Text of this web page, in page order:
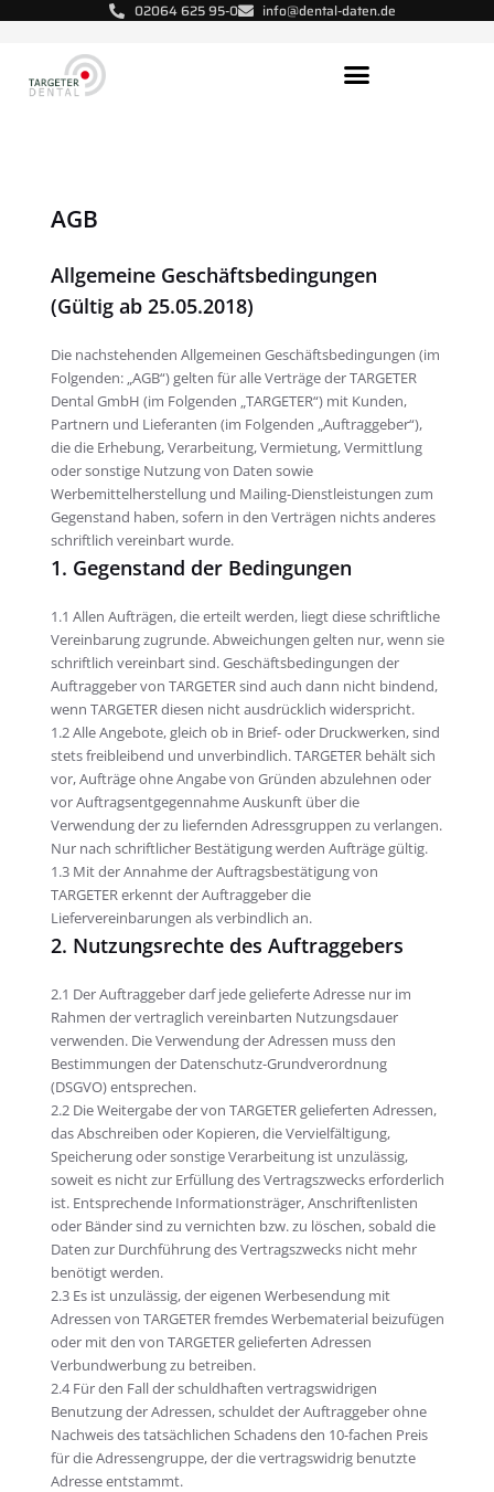
02064 625 95-0 info@dental-daten.de
AGB
Allgemeine Geschäftsbedingungen
(Gültig ab 25.05.2018)
Die nachstehenden Allgemeinen Geschäftsbedingungen (im
Folgenden: „AGB“) gelten für alle Verträge der TARGETER
Dental GmbH (im Folgenden „TARGETER“) mit Kunden,
Partnern und Lieferanten (im Folgenden „Auftraggeber“),
die die Erhebung, Verarbeitung, Vermietung, Vermittlung
oder sonstige Nutzung von Daten sowie
Werbemittelherstellung und Mailing-Dienstleistungen zum
Gegenstand haben, sofern in den Verträgen nichts anderes
schriftlich vereinbart wurde.
1. Gegenstand der Bedingungen
1.1 Allen Aufträgen, die erteilt werden, liegt diese schriftliche
Vereinbarung zugrunde. Abweichungen gelten nur, wenn sie
schriftlich vereinbart sind. Geschäftsbedingungen der
Auftraggeber von TARGETER sind auch dann nicht bindend,
wenn TARGETER diesen nicht ausdrücklich widerspricht.
1.2 Alle Angebote, gleich ob in Brief- oder Druckwerken, sind
stets freibleibend und unverbindlich. TARGETER behält sich
vor, Aufträge ohne Angabe von Gründen abzulehnen oder
vor Auftragsentgegennahme Auskunft über die
Verwendung der zu liefernden Adressgruppen zu verlangen.
Nur nach schriftlicher Bestätigung werden Aufträge gültig.
1.3 Mit der Annahme der Auftragsbestätigung von
TARGETER erkennt der Auftraggeber die
Liefervereinbarungen als verbindlich an.
2. Nutzungsrechte des Auftraggebers
2.1 Der Auftraggeber darf jede gelieferte Adresse nur im
Rahmen der vertraglich vereinbarten Nutzungsdauer
verwenden. Die Verwendung der Adressen muss den
Bestimmungen der Datenschutz-Grundverordnung
(DSGVO) entsprechen.
2.2 Die Weitergabe der von TARGETER gelieferten Adressen,
das Abschreiben oder Kopieren, die Vervielfältigung,
Speicherung oder sonstige Verarbeitung ist unzulässig,
soweit es nicht zur Erfüllung des Vertragszwecks erforderlich
ist. Entsprechende Informationsträger, Anschriftenlisten
oder Bänder sind zu vernichten bzw. zu löschen, sobald die
Daten zur Durchführung des Vertragszwecks nicht mehr
benötigt werden.
2.3 Es ist unzulässig, der eigenen Werbesendung mit
Adressen von TARGETER fremdes Werbematerial beizufügen
oder mit den von TARGETER gelieferten Adressen
Verbundwerbung zu betreiben.
2.4 Für den Fall der schuldhaften vertragswidrigen
Benutzung der Adressen, schuldet der Auftraggeber ohne
Nachweis des tatsächlichen Schadens den 10-fachen Preis
für die Adressengruppe, der die vertragswidrig benutzte
Adresse entstammt.